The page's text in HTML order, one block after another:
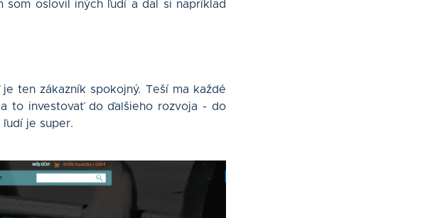
oslovil iných ľudí a dal si napríklad
ten zákazník spokojný. Teší ma každé
to investovať do ďalšieho rozvoja - do
je super.